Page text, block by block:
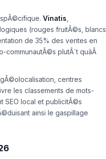
spÃ©cifique. Vinatis
(rouges fruitÃ©s, blancs
de 35% des ventes en
plutÃ´t quâÃ
centres
les classements de mots-
SEO local et publicitÃ©s
ainsi le gaspillage